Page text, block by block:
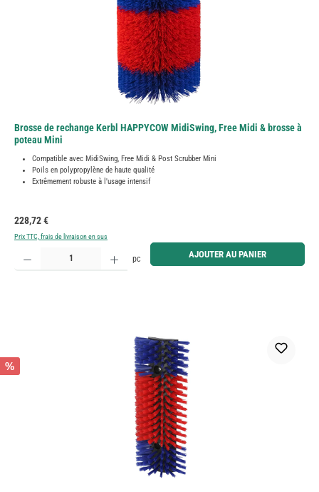
Brosse de rechange Kerbl HAPPYCOW MidiSwing, Free Midi & brosse à
poteau Mini
Compatible avec MidiSwing, Free Midi & Post Scrubber Mini
Poils en polypropylène de haute qualité
Extrêmement robuste à l'usage intensif
Prix régulier :
228,72 €
Prix TTC, frais de livraison en sus
Quantité de produit : Entrez la quantité souhaitée ou utilisez les boutons pour augmenter ou
pc AJOUTER AU PANIER
%